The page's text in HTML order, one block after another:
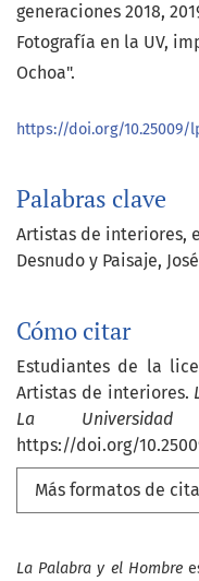
Palabras clave
Artistas de interiores
Desnudo y Paisaje
Cómo citar
Estudiantes de la
Artistas de interiores.
La Universidad
https://doi.org/
Más formatos de cita
generaciones 2018,
Fotografía en la UV,
Ochoa".
https://doi.org/10.25009/
La Palabra y el Hombre